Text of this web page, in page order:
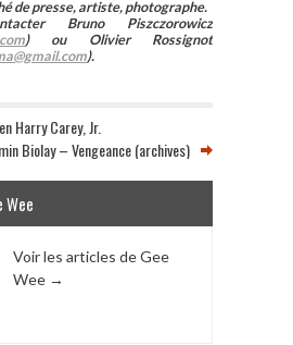
de presse, artiste, photographe.
Bruno Piszczorowicz
) ou Olivier Rossignot
).
Harry Carey, Jr.
Biolay – Vengeance (archives)
Wee
Voir les articles de Gee
Wee →